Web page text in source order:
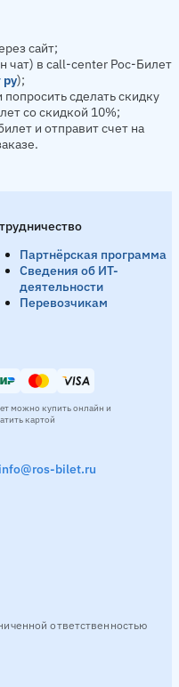
сайт;
чат) в call-center Рос-Билет
ру);
сделать скидку
со скидкой 10%;
и отправит счет на
Партнёрская программа
Сведения об ИТ-
деятельности
Перевозчикам
ответственностью
info@ros-bilet.ru
можно купить онлайн и
картой